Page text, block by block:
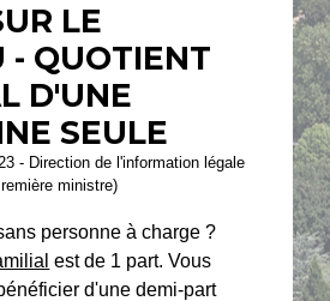
LE
- QUOTIENT
D'UNE
SEULE
- Direction de l'information légale
ministre)
personne à charge ?
est de 1 part. Vous
d'une demi-part